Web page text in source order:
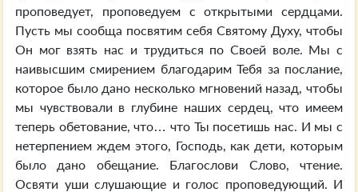
проповедует, проповедуем с открытыми сердцами.
Пусть мы сообща посвятим себя Святому Духу, чтобы
Он мог взять нас и трудиться по Своей воле. Мы с
наивысшим смирением благодарим Тебя за послание,
которое было дано несколько мгновений назад, чтобы
мы чувствовали в глубине наших сердец, что имеем
теперь обетование, что… что Ты посетишь нас. И мы с
нетерпением ждем этого, Господь, как дети, которым
было дано обещание. Благослови Слово, чтение.
Освяти уши слушающие и голос проповедующий. И